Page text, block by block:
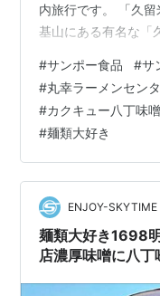
内旅行です。 「久
基山にある有名な「
からんっちゃんね。
もん（笑）。 時々と
なので、今回は久々
豚骨」にしてみまし
ゃんぽん」に味噌を
幸ラーメンに入れて
#サンポー食品 #サ
#丸幸ラーメンセン
#カクキュー八丁味噌
#麺類大好き
ENJOY-SKYTIME
麺類大好き1698
店濃厚味噌に八丁